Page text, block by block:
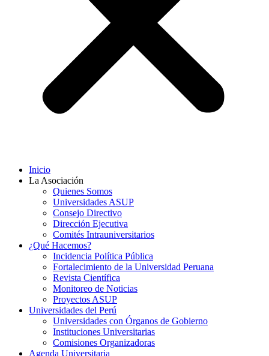
Inicio
La Asociación
Quienes Somos
Universidades ASUP
Consejo Directivo
Dirección Ejecutiva
Comités Intrauniversitarios
¿Qué Hacemos?
Incidencia Política Pública
Fortalecimiento de la Universidad Peruana
Revista Científica
Monitoreo de Noticias
Proyectos ASUP
Universidades del Perú
Universidades con Órganos de Gobierno
Instituciones Universitarias
Comisiones Organizadoras
Agenda Universitaria